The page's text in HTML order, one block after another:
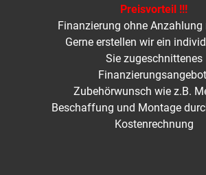
Preisvorteil !!!
Finanzierung ohne Anzahlung
Gerne erstellen wir ein
Sie zugeschnittenes
Zubehörwunsch wie z.B.
Beschaffung und Montage
Kostenrechnung